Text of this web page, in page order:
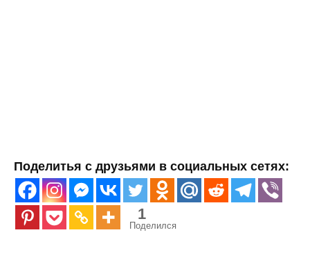
Поделитья с друзьями в социальных сетях:
1
Поделился